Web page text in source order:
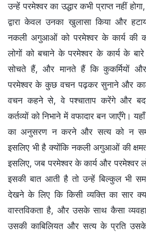
उन्हें परमेश्वर का उद्धार कभी प्राप्त नहीं
द्वारा केवल उनका खुलासा किया और
नकली अगुआओं को परमेश्वर के कार्य की
लोगों को बचाने के परमेश्वर के कार्य के
सोचते हैं, और मानते हैं कि कुकर्मियों और
परमेश्वर के कुछ वचन पढ़कर सुनाने और
वचन कहने से, वे पश्चाताप करेंगे और
कर्तव्यों को निभाने में वफादार बन जाएँगे।
का अनुसरण न करने और सत्य को न
इसलिए भी है क्योंकि नकली अगुआओं की
इसलिए, जब परमेश्वर के कार्य और परमेश्वर
इसकी बात आती है तो उन्हें बिल्कुल भी
देखने के लिए कि किसी व्यक्ति का सार
वास्तविकता है, और उसके साथ कैसा
उसकी काबिलियत और सत्य के प्रति उसके